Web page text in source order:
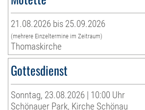
21.08.2026 bis 25.09.2026
(mehrere Einzeltermine im Zeitraum)
Thomaskirche
Gottesdienst
Sonntag, 23.08.2026 | 10:00 Uhr
Schönauer Park, Kirche Schönau